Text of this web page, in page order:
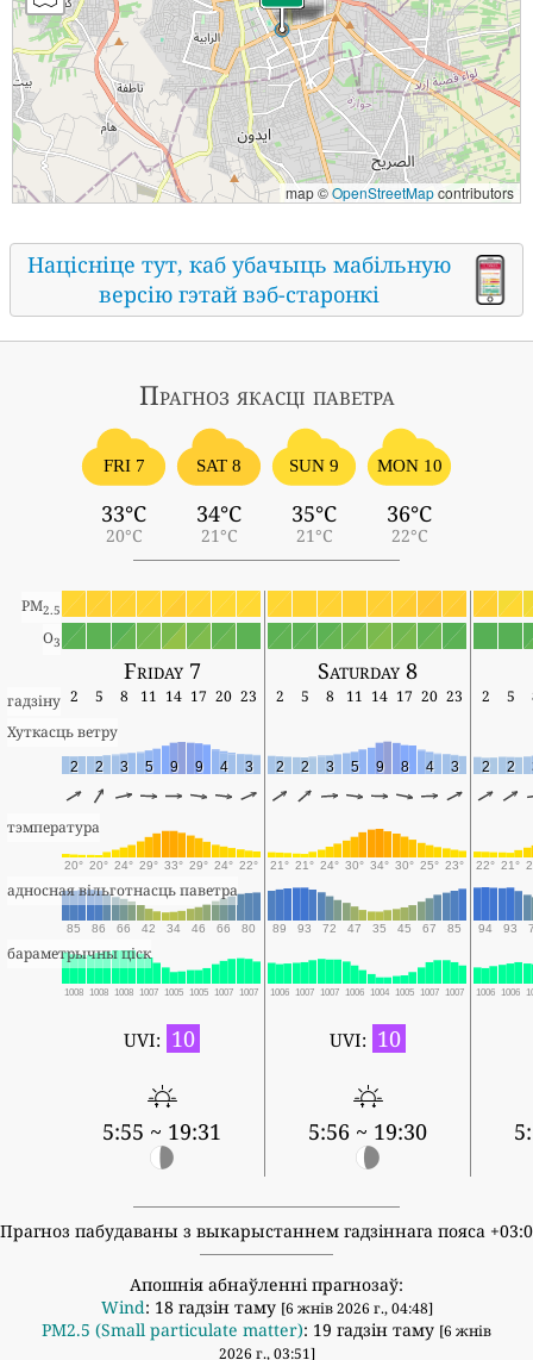
map ©OpenStreetMapcontributors
Націсніце тут, каб убачыць мабільную
версію гэтай вэб-старонкі
Прагноз якасці паветра
FRI 7
33°C
20°C
SAT 8
34°C
21°C
SUN 9
35°C
21°C
MON 10
36°C
22°C
PM2.5
O3
Friday 7 Saturday 8
гадзіну 2 5 8 11 14 17 20 23 2 5 8 11 14 17 20 23 2 5
Хуткасць ветру
2 2 3 5 9 9 4 3 2 2 3 5 9 8 4 3 2 2
тэмпература
20° 20° 24° 29° 33° 29° 24° 22° 21° 21° 24° 30° 34° 30° 25° 23° 22° 21°
адносная вільготнасць паветра
85 86 66 42 34 46 66 80 89 93 72 47 35 45 67 85 94 93
бараметрычны ціск
1008 1008 1008 1007 1005 1005 1007 1007 1006 1007 1007 1006 1004 1005 1007 1007 1006 1006
UVI: 10
5:55 ~ 19:31
UVI: 10
5:56 ~ 19:30
Прагноз пабудаваны з выкарыстаннем гадзіннага пояса
Апошнія абнаўленні прагнозаў:
Wind: 18 гадзін таму [6 жнів 2026 г., 04:48]
PM2.5 (Small particulate matter): 19 гадзін таму [6 жнів
2026 г., 03:51]